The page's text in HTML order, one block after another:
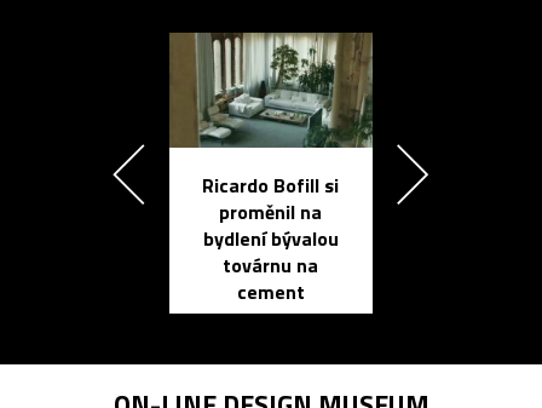
Ricardo Bofill si
proměnil na
bydlení bývalou
továrnu na
cement